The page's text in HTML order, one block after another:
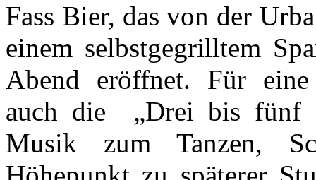
Fass Bier, das von der
einem selbstgegrilltem
Abend eröffnet. Für eine
auch die „Drei bis fünf
Musik zum Tanzen,